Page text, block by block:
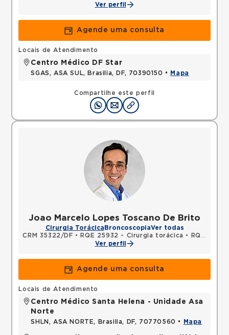
Ver perfil
Agende uma consulta
Compartilhe este perfil
Locais de Atendimento
Centro Médico DF Star
SGAS, ASA SUL, Brasilia, DF, 70390150 • Mapa
Joao Marcelo Lopes Toscano De Brito
Cirurgia Torácica BroncoscopiaVer todas
CRM 35322/DF • RQE 25932 - Cirurgia torácica •
RQE 25933 - Endoscopia Respiratória
Ver perfil
Agende uma consulta
Locais de Atendimento
Centro Médico Santa Helena - Unidade Asa
Norte
SHLN, ASA NORTE, Brasilia, DF, 70770560 • Mapa